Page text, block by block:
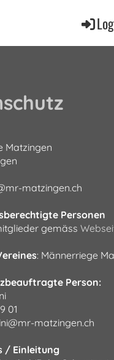
Matzingen
matzingen.ch
Personen
gemäss
: Männerriege
Person:
01
matzingen.ch
/ Einleitung